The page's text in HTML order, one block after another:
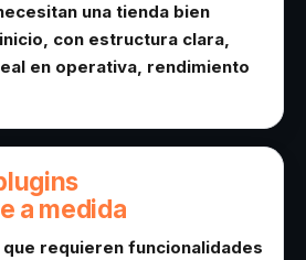
una tienda bien
con estructura clara,
en operativa, rendimiento
a medida
requieren funcionalidades